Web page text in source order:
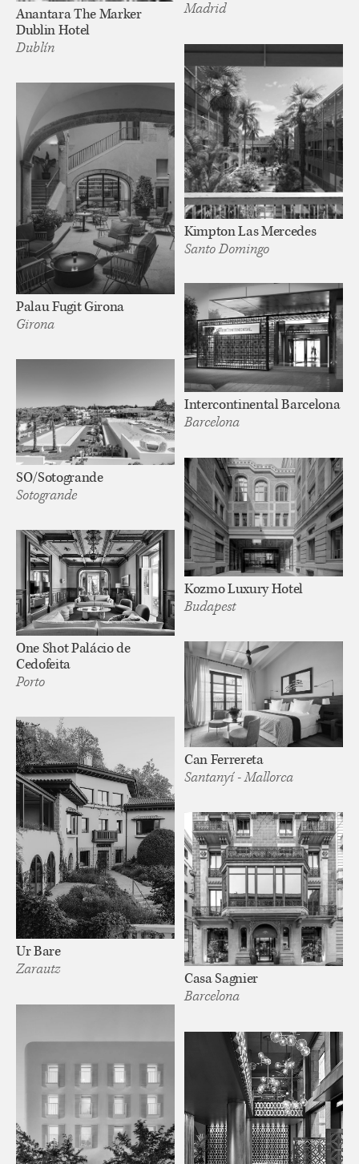
Madrid
Anantara The Marker
Dublin Hotel
Dublín
Kimpton Las Mercedes
Santo Domingo
Palau Fugit Girona
Girona
Intercontinental Barcelona
Barcelona
SO/Sotogrande
Sotogrande
Kozmo Luxury Hotel
Budapest
One Shot Palácio de
Cedofeita
Porto
Can Ferrereta
Santanyí - Mallorca
Ur Bare
Zarautz
Casa Sagnier
Barcelona